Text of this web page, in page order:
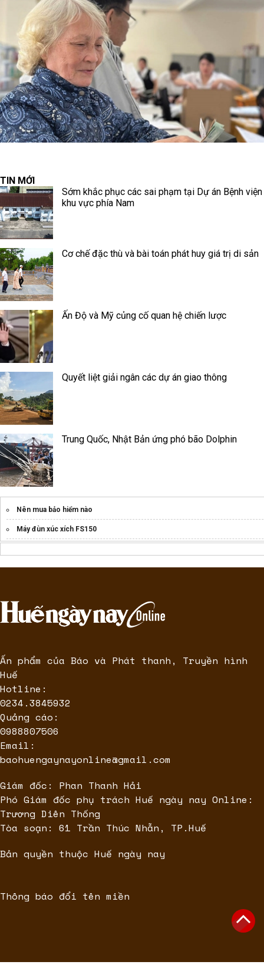
TIN MỚI
Sớm khắc phục các sai phạm tại Dự án Bệnh
khu vực phía Nam
Cơ chế đặc thù và bài toán phát huy giá trị di sản
Ấn Độ và Mỹ củng cố quan hệ chiến lược
Quyết liệt giải ngân các dự án giao thông
Trung Quốc, Nhật Bản ứng phó bão Dolphin
Nên mua bảo hiểm nào
Máy đùn xúc xích FS150
máy tạo viên
Ấn phẩm của Báo và Phát thanh, Truyền hình
Huế
Hotline:
0234.3845932
Quảng cáo:
0988807506
Email:
baohuengaynayonline@gmail.com
Giám đốc: Phan Thanh Hải
Phó Giám đốc phụ trách Huế ngày nay Online:
Trương Diên Thống
Tòa soạn: 61 Trần Thúc Nhẫn, TP.Huế
Bản quyền thuộc Huế ngày nay
Thông báo đổi tên miền